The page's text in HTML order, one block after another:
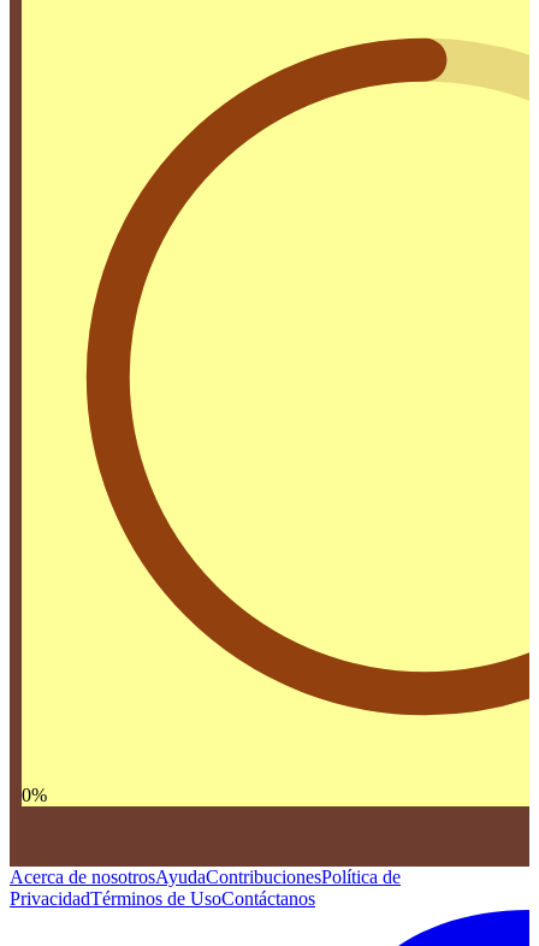
0%
Acerca de nosotrosAyudaContribucionesPolítica de
PrivacidadTérminos de UsoContáctanos